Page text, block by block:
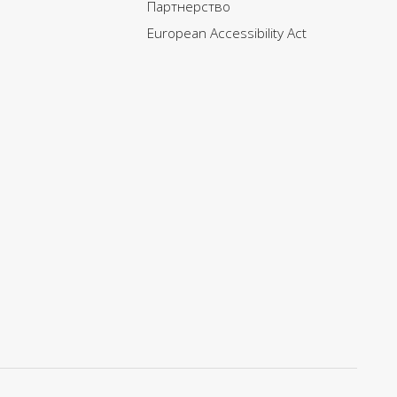
Партнерство
European Accessibility Act